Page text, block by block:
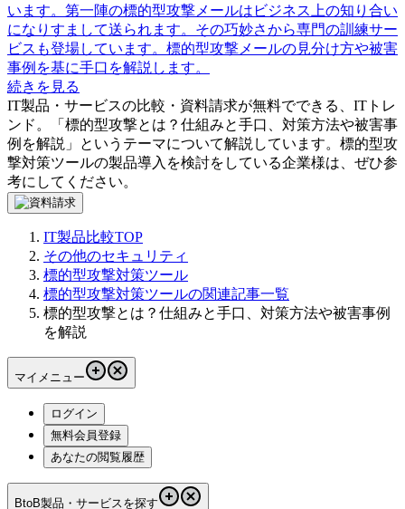
います。第一陣の標的型攻撃メールはビジネス上の知り合い
になりすまして送られます。その巧妙さから専門の訓練サー
ビスも登場しています。標的型攻撃メールの見分け方や被害
事例を基に手口を解説します。
続きを見る
IT製品・サービスの比較・資料請求が無料でできる、ITトレ
ンド。「 標的型攻撃とは？仕組みと手口、対策方法や被害事
例を解説 」というテーマについて解説しています。 標的型攻
撃対策ツールの製品導入を検討をしている企業様は、ぜひ参
考にしてください。
IT製品比較TOP
その他のセキュリティ
標的型攻撃対策ツール
標的型攻撃対策ツールの関連記事一覧
標的型攻撃とは？仕組みと手口、対策方法や被害事例
を解説
マイメニュー
ログイン
無料会員登録
あなたの閲覧履歴
BtoB製品・サービスを探す